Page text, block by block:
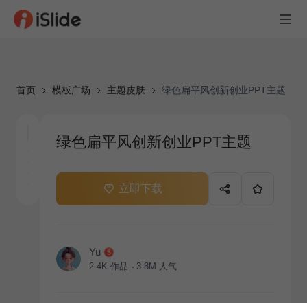
首页 模板广场 主题皮肤 绿色扁平风创新创业PPT主题
绿色扁平风创新创业PPT主题
立即下载
Yu
2.4K 作品 3.8M 人气